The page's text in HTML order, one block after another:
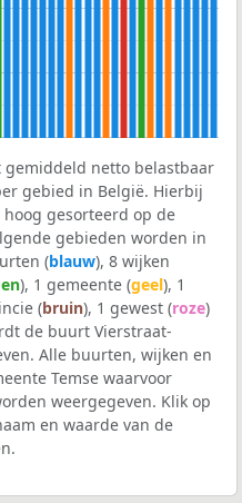
gemiddeld netto belastbaar
gebied in België. Hierbij
gesorteerd op de
gebieden worden in
(blauw), 8 wijken
), 1 gemeente (geel), 1
(bruin), 1 gewest (roze)
de buurt Vierstraat-
Alle buurten, wijken en
Temse waarvoor
weergegeven. Klik op
en waarde van de